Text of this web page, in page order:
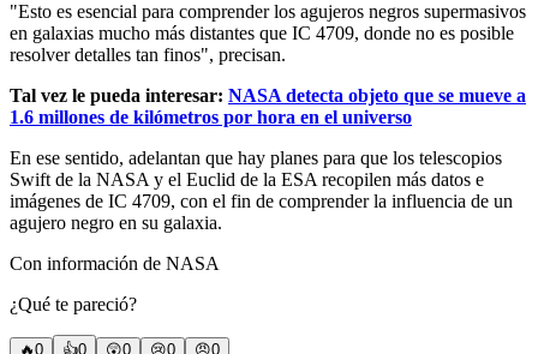
"Esto es esencial para comprender los agujeros negros supermasivos
en galaxias mucho más distantes que IC 4709, donde no es posible
resolver detalles tan finos", precisan.
Tal vez le pueda interesar: NASA detecta objeto que se mueve a
1.6 millones de kilómetros por hora en el universo
En ese sentido, adelantan que hay planes para que los telescopios
Swift de la NASA y el Euclid de la ESA recopilen más datos e
imágenes de IC 4709, con el fin de comprender la influencia de un
agujero negro en su galaxia.
Con información de NASA
¿Qué te pareció?
🔥0 👍0 😲0 😢0 😠0